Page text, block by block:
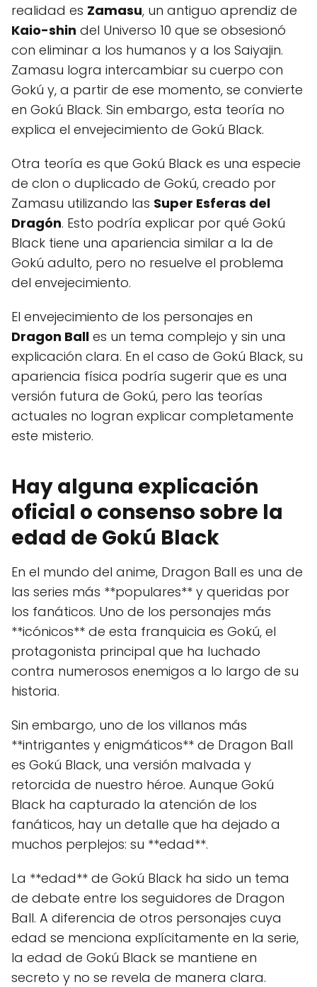
realidad es Zamasu, un antiguo aprendiz de
Kaio-shin del Universo 10 que se obsesionó
con eliminar a los humanos y a los Saiyajin.
Zamasu logra intercambiar su cuerpo con
Gokú y, a partir de ese momento, se convierte
en Gokú Black. Sin embargo, esta teoría no
explica el envejecimiento de Gokú Black.
Otra teoría es que Gokú Black es una especie
de clon o duplicado de Gokú, creado por
Zamasu utilizando las Super Esferas del
Dragón. Esto podría explicar por qué Gokú
Black tiene una apariencia similar a la de
Gokú adulto, pero no resuelve el problema
del envejecimiento.
El envejecimiento de los personajes en
Dragon Ball es un tema complejo y sin una
explicación clara. En el caso de Gokú Black, su
apariencia física podría sugerir que es una
versión futura de Gokú, pero las teorías
actuales no logran explicar completamente
este misterio.
Hay alguna explicación
oficial o consenso sobre la
edad de Gokú Black
En el mundo del anime, Dragon Ball es una de
las series más **populares** y queridas por
los fanáticos. Uno de los personajes más
**icónicos** de esta franquicia es Gokú, el
protagonista principal que ha luchado
contra numerosos enemigos a lo largo de su
historia.
Sin embargo, uno de los villanos más
**intrigantes y enigmáticos** de Dragon Ball
es Gokú Black, una versión malvada y
retorcida de nuestro héroe. Aunque Gokú
Black ha capturado la atención de los
fanáticos, hay un detalle que ha dejado a
muchos perplejos: su **edad**.
La **edad** de Gokú Black ha sido un tema
de debate entre los seguidores de Dragon
Ball. A diferencia de otros personajes cuya
edad se menciona explícitamente en la serie,
la edad de Gokú Black se mantiene en
secreto y no se revela de manera clara.